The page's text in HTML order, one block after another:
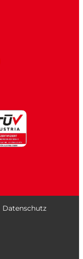
Datenschutz